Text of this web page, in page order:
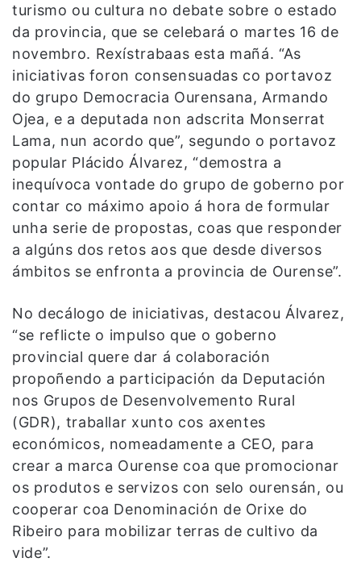
turismo ou cultura no debate sobre o estado
da provincia, que se celebará o martes 16 de
novembro. Rexístrabaas esta mañá. “As
iniciativas foron consensuadas co portavoz
do grupo Democracia Ourensana, Armando
Ojea, e a deputada non adscrita Monserrat
Lama, nun acordo que”, segundo o portavoz
popular Plácido Álvarez, “demostra a
inequívoca vontade do grupo de goberno por
contar co máximo apoio á hora de formular
unha serie de propostas, coas que responder
a algúns dos retos aos que desde diversos
ámbitos se enfronta a provincia de Ourense”.
No decálogo de iniciativas, destacou Álvarez,
“se reflicte o impulso que o goberno
provincial quere dar á colaboración
propoñendo a participación da Deputación
nos Grupos de Desenvolvemento Rural
(GDR), traballar xunto cos axentes
económicos, nomeadamente a CEO, para
crear a marca Ourense coa que promocionar
os produtos e servizos con selo ourensán, ou
cooperar coa Denominación de Orixe do
Ribeiro para mobilizar terras de cultivo da
vide”.